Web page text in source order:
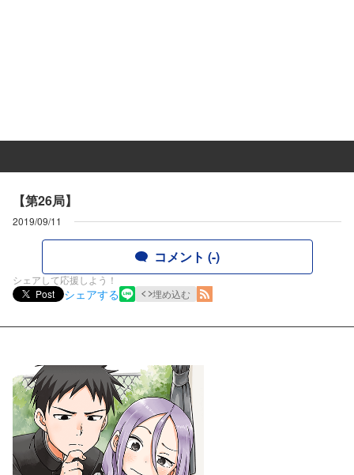
【第26局】
2019/09/11
コメント (-)
シェアして応援しよう！
Post
シェアする 埋め込む